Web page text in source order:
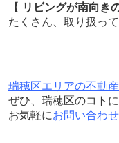
【 リビングが南向き
たくさん、取り扱っ
瑞穂区エリアの不動
ぜひ、瑞穂区のコト
お気軽にお問い合わせ